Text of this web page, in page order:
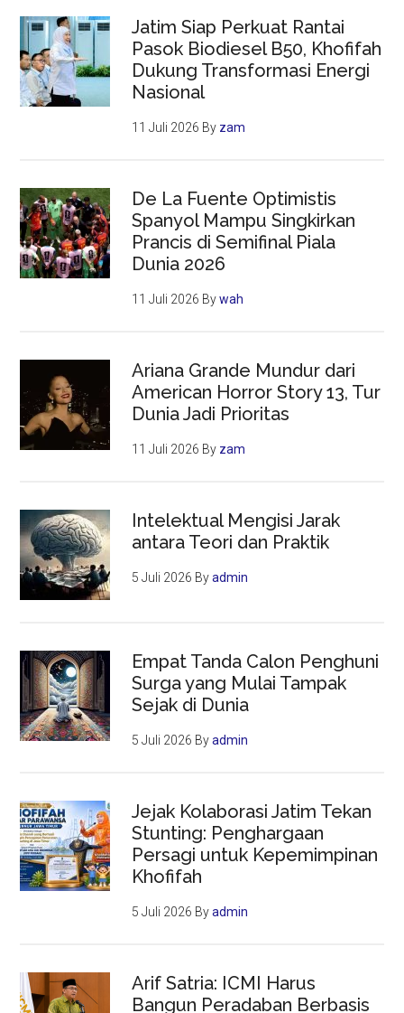
Jatim Siap Perkuat Rantai
Pasok Biodiesel B50, Khofifah
Dukung Transformasi Energi
Nasional
11 Juli 2026 By zam
De La Fuente Optimistis
Spanyol Mampu Singkirkan
Prancis di Semifinal Piala
Dunia 2026
11 Juli 2026 Bywah
Ariana Grande Mundur dari
American Horror Story 13, Tur
Dunia Jadi Prioritas
11 Juli 2026 By zam
Intelektual Mengisi Jarak
antara Teori dan Praktik
5 Juli 2026 Byadmin
Empat Tanda Calon Penghuni
Surga yang Mulai Tampak
Sejak di Dunia
5 Juli 2026 Byadmin
Jejak Kolaborasi Jatim Tekan
Stunting: Penghargaan
Persagi untuk Kepemimpinan
Khofifah
5 Juli 2026 Byadmin
Arif Satria: ICMI Harus
Bangun Peradaban Berbasis